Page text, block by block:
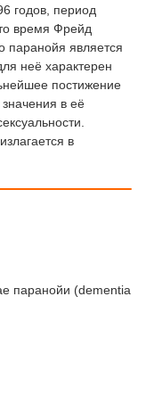
годов, период
время Фрейд
паранойя является
неё характерен
постижение
в её
в
паранойи (dementia